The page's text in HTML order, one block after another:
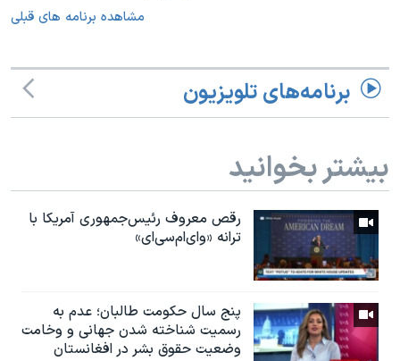
مشاهده برنامه های قبلی
برنامه‌های تلویزیون
بیشتر بخوانید
رقص معروف رئیس‌جمهوری آمریکا با
ترانه «وای‌ام‌سی‌ای»
پنج سال حکومت طالبان؛ عدم به
رسمیت شناخته شدن جهانی و وخامت
وضعیت حقوق بشر در افغانستان